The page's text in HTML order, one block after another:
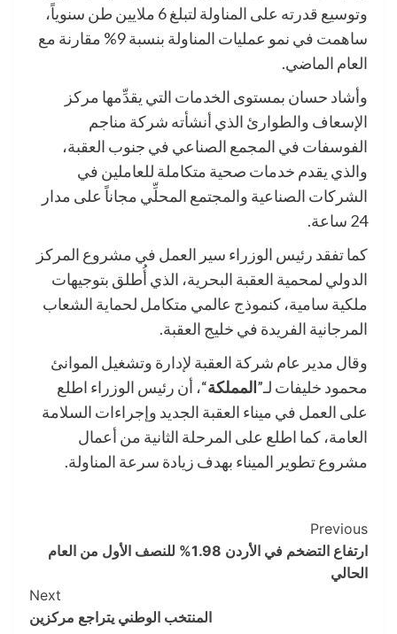
وتوسيع قدرته على المناولة لتبلغ 6 ملايين طن سنوياً،
ساهمت في نمو عمليات المناولة بنسبة 9% مقارنة مع
العام الماضي.
وأشاد حسان بمستوى الخدمات التي يقدِّمها مركز
الإسعاف والطوارئ الذي أنشأته شركة مناجم
الفوسفات في المجمع الصناعي في جنوب العقبة،
والذي يقدم خدمات صحية متكاملة للعاملين في
الشركات الصناعية والمجتمع المحلِّي مجاناً على مدار
24 ساعة.
كما تفقد رئيس الوزراء سير العمل في مشروع المركز
الدولي لمحمية العقبة البحرية، الذي أُطلق بتوجيهات
ملكية سامية، كنموذج عالمي متكامل لحماية الشعاب
المرجانية الفريدة في خليج العقبة.
وقال مدير عام شركة العقبة لإدارة وتشغيل الموانئ
محمود خليفات لـ”المملكة“، أن رئيس الوزراء اطلع
على العمل في ميناء العقبة الجديد وإجراءات السلامة
العامة، كما اطلع على المرحلة الثانية من أعمال
مشروع تطوير الميناء بهدف زيادة سرعة المناولة.
Post
Navigation
Previous
ارتفاع التضخم في الأردن 1.98% للنصف الأول من العام
الحالي
Next
المنتخب الوطني يتراجع مركزين